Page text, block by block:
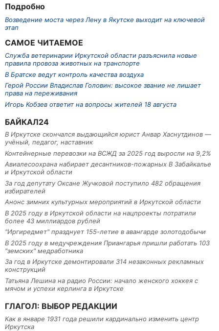
Подробно
Возведение моста через Лену в Якутске выходит на ключевой
этап
САМОЕ ЧИТАЕМОЕ
Служба ветеринарии Иркутской области разъяснила новые
правила провоза животных на транспорте
В Братске ведут контроль качества воздуха
Герой России Владислав Головин: высокое звание не лишает
права на переживания
Игорь Кобзев ответит на вопросы жителей 18 августа
БАЙКАЛ24
В Иркутске скончался выдающийся юрист Анвар Хаснутдинов —
учёный, педагог, наставник
Контейнерные перевозки на ВСЖД за 2025 год выросли на 9,2%
Авиалесоохрана набирает десантников-пожарных В Забайкалье
и Иркутской области
За год депутату Оксане Жучковой поступило 482 обращения
избирателей
Анонс зимних культурных мероприятий в Иркутской области
В 2025 году в Иркутской области на нацпроекты потратили
более 43 миллиардов рублей
"Иргиредмет" празднует 155-летие в авангарде золотодобычи
В 2025 году в медучреждения Приангарья пришли работать 103
"земских" медработника
За год в Иркутске демонтировали 314 незаконных рекламных
конструкций
Татьяна Лешина на радио России: начало женского хоккея с
мячом и успехи керлинга в Иркутске
ГЛАГОЛ: ВЫБОР РЕДАКЦИИ
Как в январе 1931 года решили кардинально изменить центр
Иркутска